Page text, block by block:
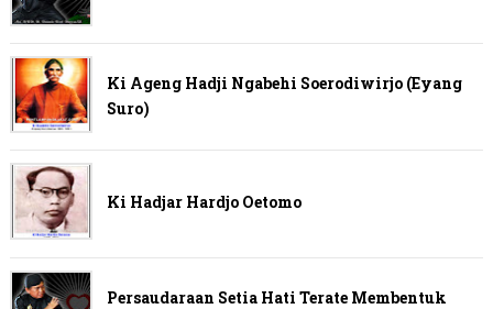
Ki Ageng Hadji Ngabehi Soerodiwirjo (Eyang
Suro)
Ki Hadjar Hardjo Oetomo
Persaudaraan Setia Hati Terate Membentuk